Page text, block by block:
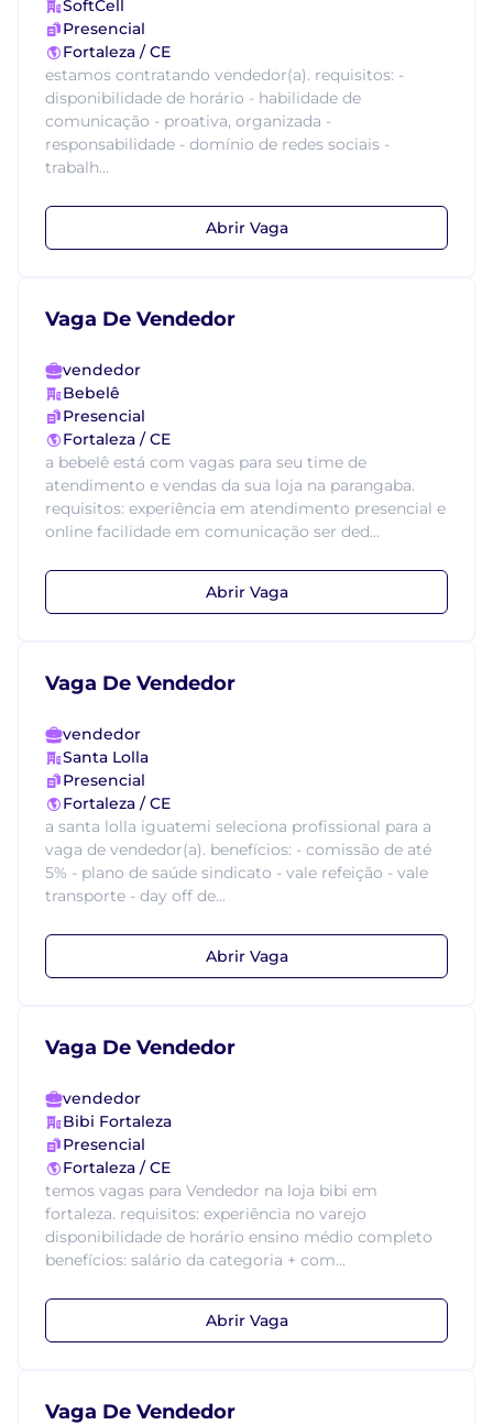
SoftCell
Presencial
Fortaleza / CE
estamos contratando vendedor(a). requisitos: -
disponibilidade de horário - habilidade de
comunicação - proativa, organizada -
responsabilidade - domínio de redes sociais -
trabalh...
Abrir Vaga
Vaga De Vendedor
vendedor
Bebelê
Presencial
Fortaleza / CE
a bebelê está com vagas para seu time de
atendimento e vendas da sua loja na parangaba.
requisitos: experiência em atendimento presencial e
online facilidade em comunicação ser ded...
Abrir Vaga
Vaga De Vendedor
vendedor
Santa Lolla
Presencial
Fortaleza / CE
a santa lolla iguatemi seleciona profissional para a
vaga de vendedor(a). benefícios: - comissão de até
5% - plano de saúde sindicato - vale refeição - vale
transporte - day off de...
Abrir Vaga
Vaga De Vendedor
vendedor
Bibi Fortaleza
Presencial
Fortaleza / CE
temos vagas para Vendedor na loja bibi em
fortaleza. requisitos: experiência no varejo
disponibilidade de horário ensino médio completo
benefícios: salário da categoria + com...
Abrir Vaga
Vaga De Vendedor